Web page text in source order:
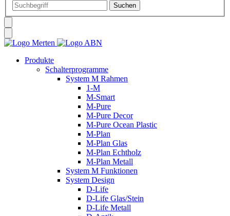
Produkte
Schalterprogramme
System M Rahmen
1-M
M-Smart
M-Pure
M-Pure Decor
M-Pure Ocean Plastic
M-Plan
M-Plan Glas
M-Plan Echtholz
M-Plan Metall
System M Funktionen
System Design
D-Life
D-Life Glas/Stein
D-Life Metall